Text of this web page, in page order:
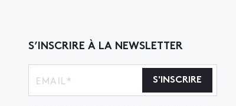
S’INSCRIRE À LA NEWSLETTER
S'INSCRIRE